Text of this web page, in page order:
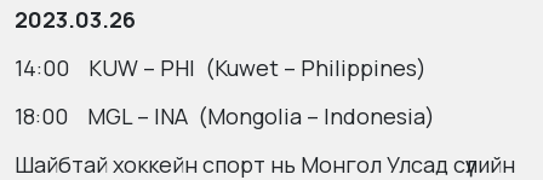
2023.03.26
14:00 KUW – PHI (Kuwet – Philippines)
18:00 MGL – INA (Mongolia – Indonesia)
Шайбтай хоккейн спорт нь Монгол Улсад сүүлийн